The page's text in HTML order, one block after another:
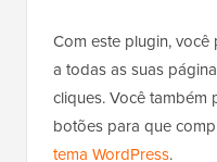
Com este plugin,
a todas as suas
cliques. Você também
botões para que
tema WordPress.